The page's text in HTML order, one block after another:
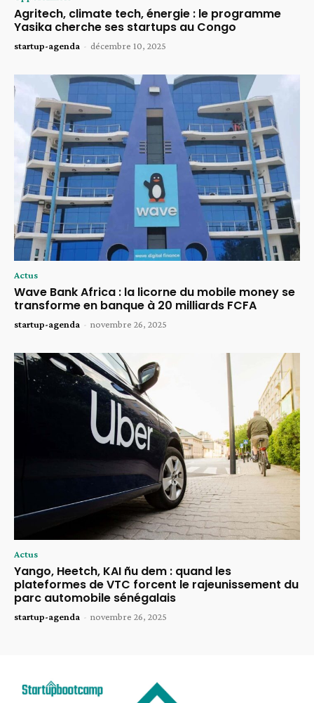
Agritech, climate tech, énergie : le programme
Yasika cherche ses startups au Congo
startup-agenda - décembre 10, 2025
Actus
Wave Bank Africa : la licorne du mobile money se
transforme en banque à 20 milliards FCFA
startup-agenda - novembre 26, 2025
Actus
Yango, Heetch, KAI ñu dem : quand les
plateformes de VTC forcent le rajeunissement du
parc automobile sénégalais
startup-agenda - novembre 26, 2025